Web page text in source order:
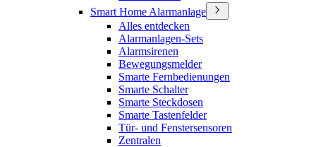
Smart Home Alarmanlage
Alles entdecken
Alarmanlagen-Sets
Alarmsirenen
Bewegungsmelder
Smarte Fernbedienungen
Smarte Schalter
Smarte Steckdosen
Smarte Tastenfelder
Tür- und Fenstersensoren
Zentralen